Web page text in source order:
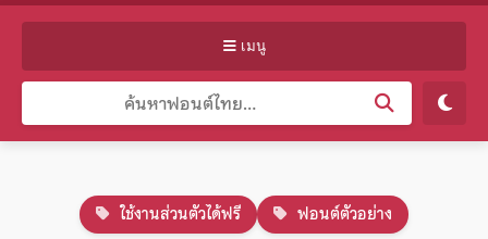
เมนู
ใช้งานส่วนตัวได้ฟรี ฟอนต์ตัวอย่าง